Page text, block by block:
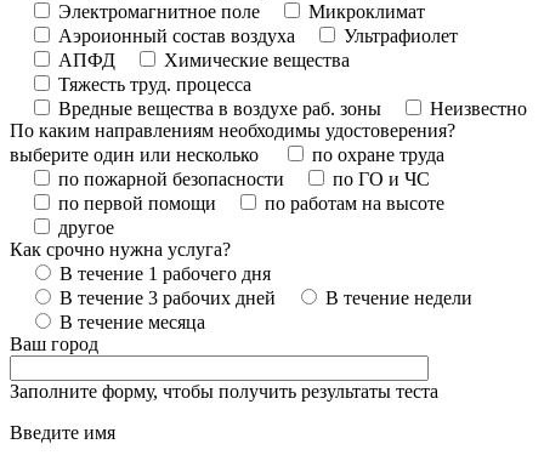
Электромагнитное поле
Микроклимат
Аэроионный состав воздуха
Ультрафиолет
АПФД
Химические вещества
Тяжесть труд. процесса
Вредные вещества в воздухе раб. зоны
Неизвестно
По каким направлениям необходимы удостоверения?
выберите один или несколько
по охране труда
по пожарной безопасности
по ГО и ЧС
по первой помощи
по работам на высоте
другое
Как срочно нужна услуга?
В течение 1 рабочего дня
В течение 3 рабочих дней
В течение недели
В течение месяца
Ваш город
Заполните форму, чтобы получить результаты теста
Введите имя